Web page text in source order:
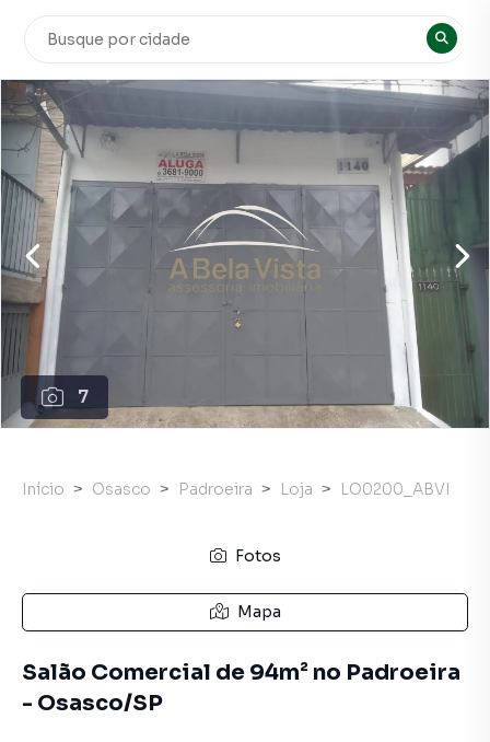
7
Início Osasco Padroeira Loja LO0200_ABVI
Fotos
Mapa
Salão Comercial de 94m² no Padroeira
- Osasco/SP